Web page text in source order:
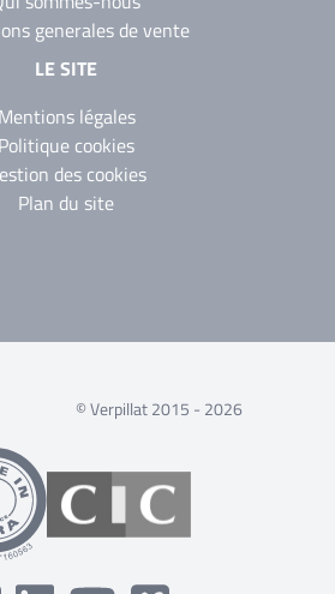
generales de vente
LE SITE
Mentions légales
Politique cookies
des cookies
Plan du site
© Verpillat 2015 - 2026